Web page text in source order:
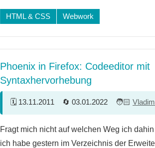
HTML & CSS Webwork
Phoenix in Firefox: Codeeditor mit
Syntaxhervorhebung
13.11.2011 03.01.2022
Kommentare
Fragt mich nicht auf welchen Weg ich
ich habe gestern im Verzeichnis der